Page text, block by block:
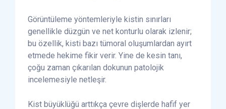
Görüntüleme yöntemleriyle kistin sınırları
genellikle düzgün ve net konturlu olarak izlenir;
bu özellik, kisti bazı tümoral oluşumlardan ayırt
etmede hekime fikir verir. Yine de kesin tanı,
çoğu zaman çıkarılan dokunun patolojik
incelemesiyle netleşir.
Kist büyüklüğü arttıkça çevre dişlerde hafif yer